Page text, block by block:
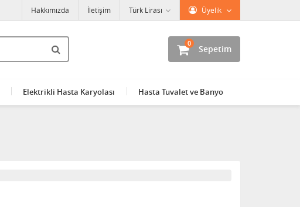
Üyelik
Türk Lirası
Hakkımızda İletişim
Sepetim
0
Elektrikli Hasta Karyolası Hasta Tuvalet ve Banyo